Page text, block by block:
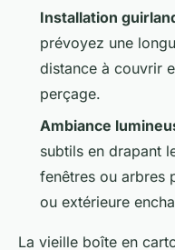
Installation
prévoyez une
distance à couvrir
perçage.
Ambiance
subtils en drapant
fenêtres ou arbres
ou extérieure
La vieille boîte en